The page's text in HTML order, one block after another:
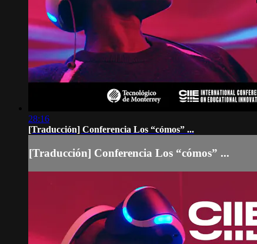
28:16
[Traducción] Conferencia Los “cómos” ...
[Traducción] Conferencia Los “cómos” ...